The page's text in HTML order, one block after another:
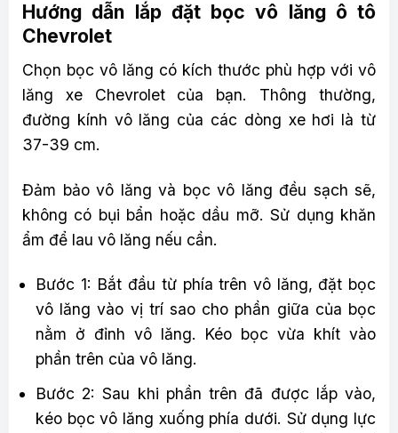
Hướng dẫn lắp đặt bọc vô lăng ô tô
Chevrolet
Chọn bọc vô lăng có kích thước phù hợp với vô
lăng xe Chevrolet của bạn. Thông thường,
đường kính vô lăng của các dòng xe hơi là từ
37-39 cm.
Đảm bảo vô lăng và bọc vô lăng đều sạch sẽ,
không có bụi bẩn hoặc dầu mỡ. Sử dụng khăn
ẩm để lau vô lăng nếu cần.
Bước 1: Bắt đầu từ phía trên vô lăng, đặt bọc
vô lăng vào vị trí sao cho phần giữa của bọc
nằm ở đỉnh vô lăng. Kéo bọc vừa khít vào
phần trên của vô lăng.
Bước 2: Sau khi phần trên đã được lắp vào,
kéo bọc vô lăng xuống phía dưới. Sử dụng lực